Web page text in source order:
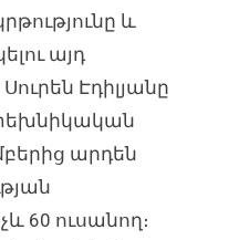
և
այդ
Էդիլյանը
արդեն
60 ուսանող։